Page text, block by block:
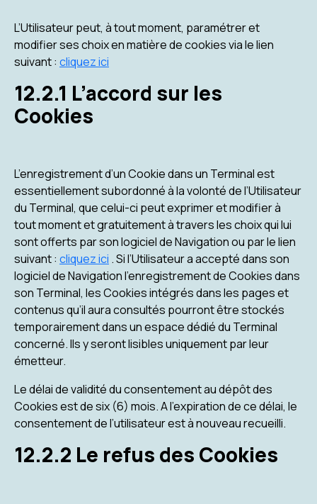
L’Utilisateur peut, à tout moment, paramétrer et
modifier ses choix en matière de cookies via le lien
suivant : cliquez ici
12.2.1 L’accord sur les
Cookies
L’enregistrement d’un Cookie dans un Terminal est
essentiellement subordonné à la volonté de l’Utilisateur
du Terminal, que celui-ci peut exprimer et modifier à
tout moment et gratuitement à travers les choix qui lui
sont offerts par son logiciel de Navigation ou par le lien
suivant : cliquez ici . Si l’Utilisateur a accepté dans son
logiciel de Navigation l’enregistrement de Cookies dans
son Terminal, les Cookies intégrés dans les pages et
contenus qu’il aura consultés pourront être stockés
temporairement dans un espace dédié du Terminal
concerné. Ils y seront lisibles uniquement par leur
émetteur.
Le délai de validité du consentement au dépôt des
Cookies est de six (6) mois. A l’expiration de ce délai, le
consentement de l’utilisateur est à nouveau recueilli.
12.2.2 Le refus des Cookies